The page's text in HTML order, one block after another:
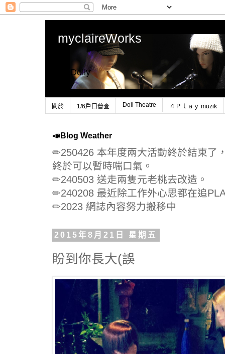
myclaireWorks
1/6 Dolly
關於 1/6戶口普查 Doll Theatre ４Ｐｌａｙ muzik
📣Blog Weather
✏250426 本年度兩大活動終於結束了
終於可以暫時喘口氣。
✏240503 送走兩隻元老桃去改造。
✏240208 最近除工作外心思都在追
✏2023 網誌內容努力搬移中
2015年8月21日 星期五
盼到你長大(誤